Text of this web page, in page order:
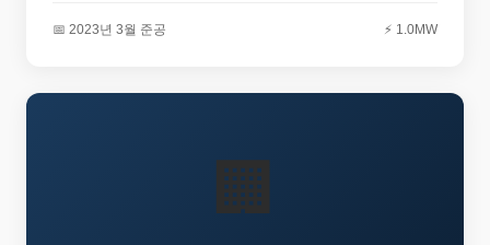
📅 2023년 3월 준공 ⚡ 1.0MW
🏢